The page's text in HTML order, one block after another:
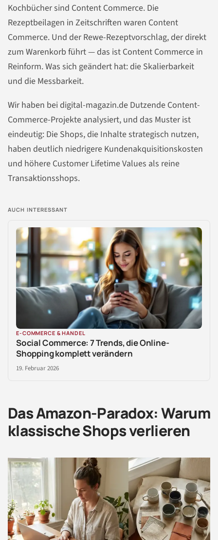
Kochbücher sind Content Commerce. Die
Rezeptbeilagen in Zeitschriften waren Content
Commerce. Und der Rewe-Rezeptvorschlag, der direkt
zum Warenkorb führt — das ist Content Commerce in
Reinform. Was sich geändert hat: die Skalierbarkeit
und die Messbarkeit.
Wir haben bei digital-magazin.de Dutzende Content-
Commerce-Projekte analysiert, und das Muster ist
eindeutig: Die Shops, die Inhalte strategisch nutzen,
haben deutlich niedrigere Kundenakquisitionskosten
und höhere Customer Lifetime Values als reine
Transaktionsshops.
AUCH INTERESSANT
E-COMMERCE & HANDEL
Social Commerce: 7 Trends, die Online-
Shopping komplett verändern
19. Februar 2026
Das Amazon-Paradox: Warum
klassische Shops verlieren